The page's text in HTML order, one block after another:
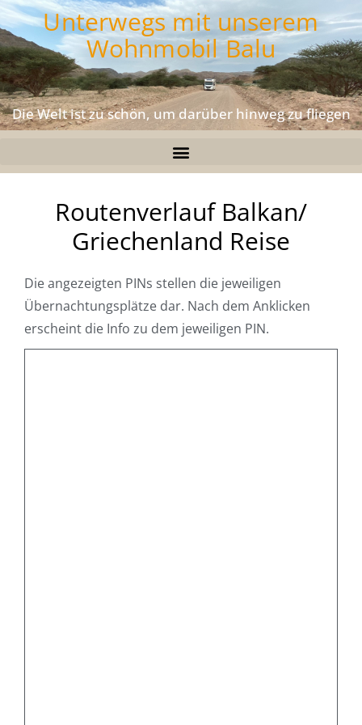
Unterwegs mit unserem
Wohnmobil Balu
Die Welt ist zu schön, um darüber hinweg zu fliegen
Routenverlauf Balkan/
Griechenland Reise
Die angezeigten PINs stellen die jeweiligen
Übernachtungsplätze dar. Nach dem Anklicken
erscheint die Info zu dem jeweiligen PIN.